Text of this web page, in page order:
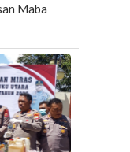
Maba